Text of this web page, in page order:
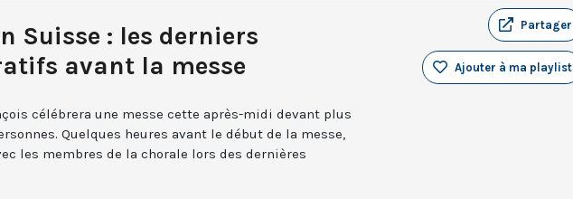
Suisse : les derniers
avant la messe
Partager
Ajouter à ma playlist
célébrera une messe cette après-midi devant plus
Quelques heures avant le début de la messe,
les membres de la chorale lors des dernières